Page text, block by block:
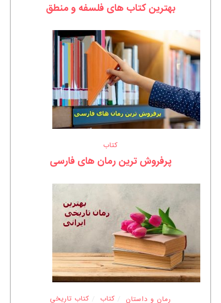
بهترین کتاب های فلسفه و منطق
کتاب
پرفروش ترین رمان های فارسی
رمان و داستان کتاب کتاب تاریخی